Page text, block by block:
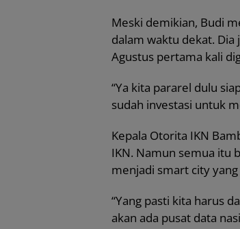
Meski demikian, Budi
dalam waktu dekat. Dia
Agustus pertama kali
“Ya kita pararel dulu
sudah investasi untuk
Kepala Otorita IKN
IKN. Namun semua itu
menjadi smart city
“Yang pasti kita harus
akan ada pusat data